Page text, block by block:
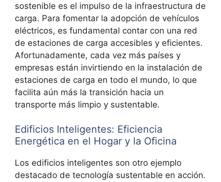
sostenible es el impulso de la infraestructura de
carga. Para fomentar la adopción de vehículos
eléctricos, es fundamental contar con una red
de estaciones de carga accesibles y eficientes.
Afortunadamente, cada vez más países y
empresas están invirtiendo en la instalación de
estaciones de carga en todo el mundo, lo que
facilita aún más la transición hacia un
transporte más limpio y sustentable.
Edificios Inteligentes: Eficiencia
Energética en el Hogar y la Oficina
Los edificios inteligentes son otro ejemplo
destacado de tecnología sustentable en acción.